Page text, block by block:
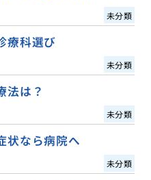
未分類
療科選び
未分類
法は？
未分類
状なら病院へ
未分類